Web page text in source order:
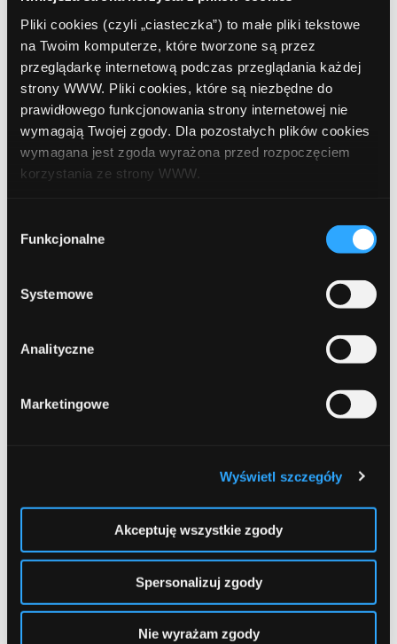
Pliki cookies (czyli „ciasteczka”) to małe pliki tekstowe
na Twoim komputerze, które tworzone są przez
przeglądarkę internetową podczas przeglądania każdej
strony WWW. Pliki cookies, które są niezbędne do
prawidłowego funkcjonowania strony internetowej nie
wymagają Twojej zgody. Dla pozostałych plików cookies
wymagana jest zgoda wyrażona przed rozpoczęciem
korzystania ze strony WWW.
formy korzystania z plików cookies. Więcej:
Polityka
zgody
Funkcjonalne
Systemowe
Analityczne
Marketingowe
Wyświetl szczegóły
Akceptuję wszystkie zgody
Spersonalizuj zgody
Nie wyrażam zgody
grudzień 2021
listopad 2021
październik 2021
wrzesień 2021
sierpień 2021
lipiec 2021
kwiecień 2021
luty 2021
styczeń 2021
październik 2020
lipiec 2020